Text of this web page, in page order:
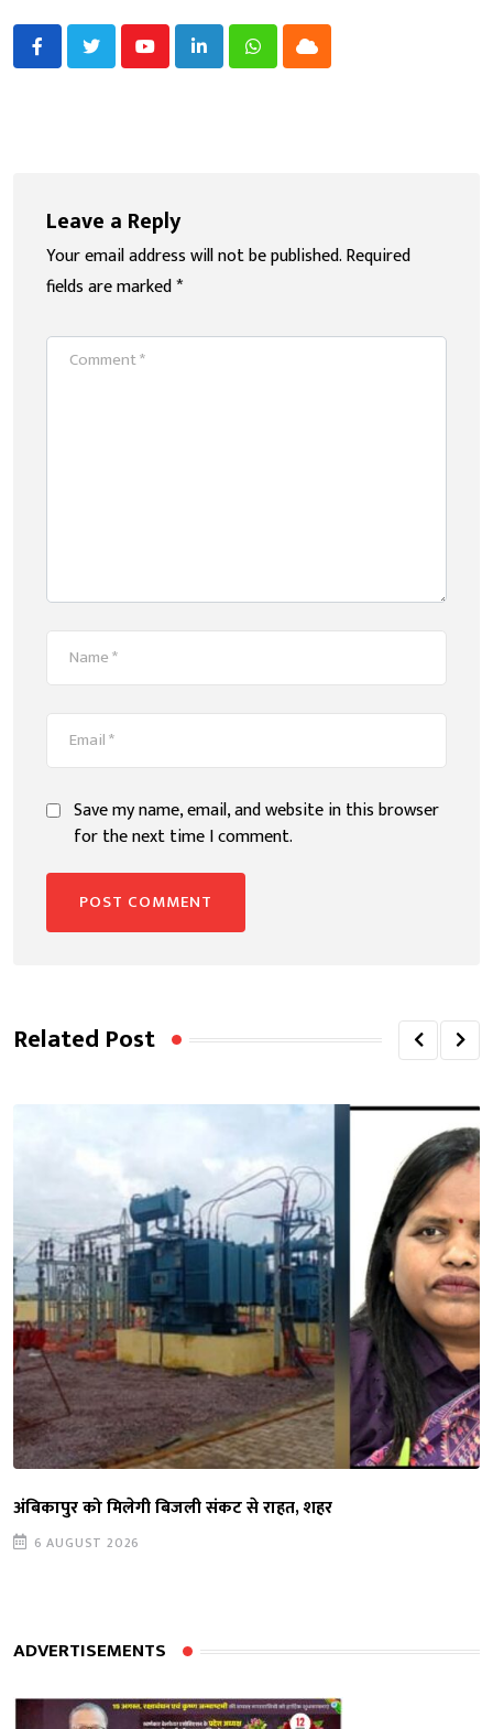
YoutubeLinkedInWhatsappCloud
Leave a Reply
Your email address will not be published.Required
fields are marked*
Save my name, email, and website in this browser
for the next time I comment.
Related Post
अंबिकापुर को मिलेगी बिजली संकट से राहत, शहर
6 AUGUST 2026
ADVERTISEMENTS